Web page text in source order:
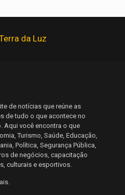
da Luz
de notícias que reúne as
de tudo o que acontece no
Aqui você encontra o que
Turismo, Saúde, Educação,
Política, Segurança Pública,
de negócios, capacitação
culturais e esportivos.